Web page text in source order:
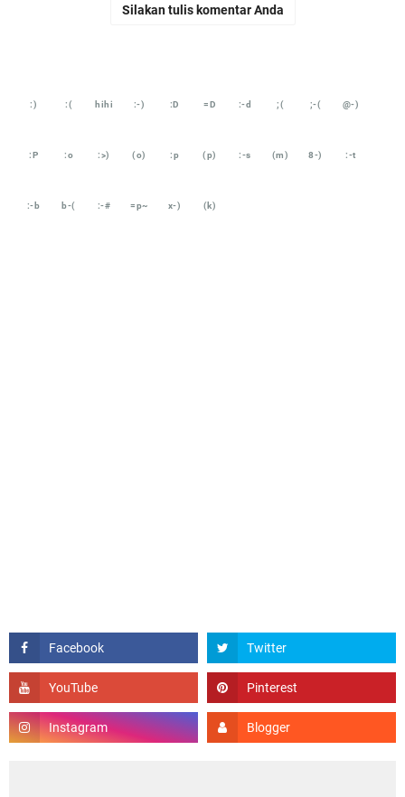
Silakan tulis komentar Anda
:) :( hihi :-) :D =D :-d ;( ;-( @-)
:P :o :>) (o) :p (p) :-s (m) 8-) :-t
:-b b-( :-# =p~ x-) (k)